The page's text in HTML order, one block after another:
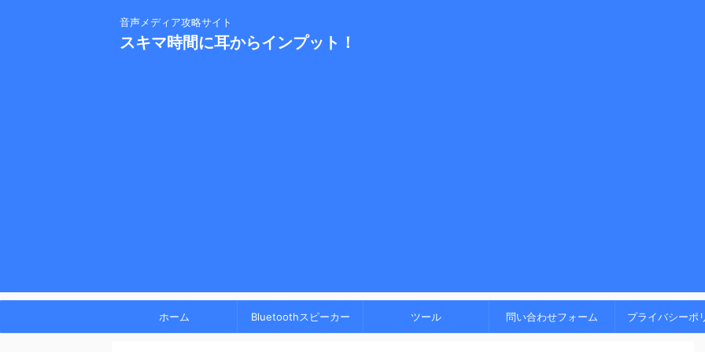
音声メディア攻略サイト
スキマ時間に耳からインプット！
ホーム Bluetoothスピーカー ツール 問い合わせフォーム プライバシーポ